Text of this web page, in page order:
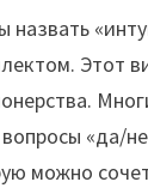
назвать
Этот
«да/
можно